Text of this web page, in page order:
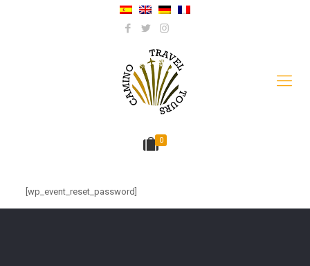
0
[wp_event_reset_password]